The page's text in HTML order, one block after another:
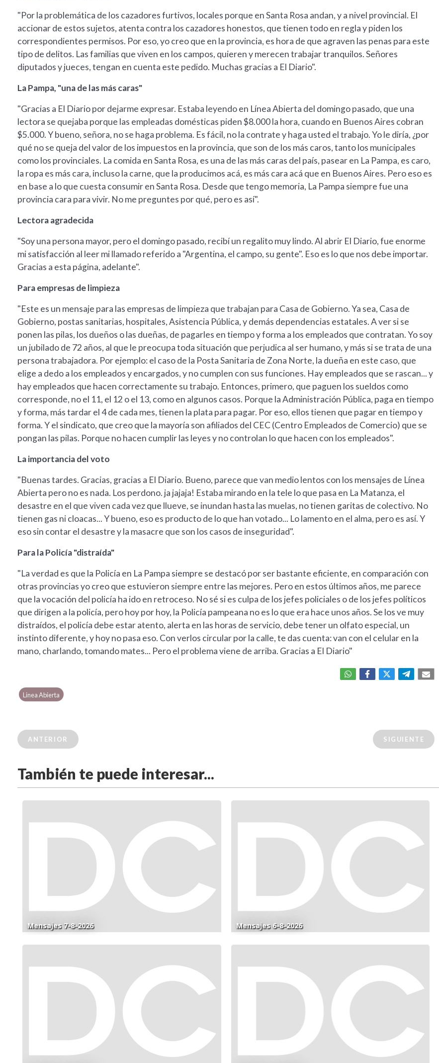
"Por la problemática de los cazadores furtivos, locales porque en Santa Rosa andan, y a nivel provincial. El
accionar de estos sujetos, atenta contra los cazadores honestos, que tienen todo en regla y piden los
correspondientes permisos. Por eso, yo creo que en la provincia, es hora de que agraven las penas para este
tipo de delitos. Las familias que viven en los campos, quieren y merecen trabajar tranquilos. Señores
diputados y jueces, tengan en cuenta este pedido. Muchas gracias a El Diario".
La Pampa, "una de las más caras"
"Gracias a El Diario por dejarme expresar. Estaba leyendo en Línea Abierta del domingo pasado, que una
lectora se quejaba porque las empleadas domésticas piden $8.000 la hora, cuando en Buenos Aires cobran
$5.000. Y bueno, señora, no se haga problema. Es fácil, no la contrate y haga usted el trabajo. Yo le diría, ¿por
qué no se queja del valor de los impuestos en la provincia, que son de los más caros, tanto los municipales
como los provinciales. La comida en Santa Rosa, es una de las más caras del país, pasear en La Pampa, es caro,
la ropa es más cara, incluso la carne, que la producimos acá, es más cara acá que en Buenos Aires. Pero eso es
en base a lo que cuesta consumir en Santa Rosa. Desde que tengo memoria, La Pampa siempre fue una
provincia cara para vivir. No me preguntes por qué, pero es así".
Lectora agradecida
"Soy una persona mayor, pero el domingo pasado, recibí un regalito muy lindo. Al abrir El Diario, fue enorme
mi satisfacción al leer mi llamado referido a "Argentina, el campo, su gente". Eso es lo que nos debe importar.
Gracias a esta página, adelante".
Para empresas de limpieza
"Este es un mensaje para las empresas de limpieza que trabajan para Casa de Gobierno. Ya sea, Casa de
Gobierno, postas sanitarias, hospitales, Asistencia Pública, y demás dependencias estatales. A ver si se
ponen las pilas, los dueños o las dueñas, de pagarles en tiempo y forma a los empleados que contratan. Yo soy
un jubilado de 72 años, al que le preocupa toda situación que perjudica al ser humano, y más si se trata de una
persona trabajadora. Por ejemplo: el caso de la Posta Sanitaria de Zona Norte, la dueña en este caso, que
elige a dedo a los empleados y encargados, y no cumplen con sus funciones. Hay empleados que se rascan... y
hay empleados que hacen correctamente su trabajo. Entonces, primero, que paguen los sueldos como
corresponde, no el 11, el 12 o el 13, como en algunos casos. Porque la Administración Pública, paga en tiempo
y forma, más tardar el 4 de cada mes, tienen la plata para pagar. Por eso, ellos tienen que pagar en tiempo y
forma. Y el sindicato, que creo que la mayoría son afiliados del CEC (Centro Empleados de Comercio) que se
pongan las pilas. Porque no hacen cumplir las leyes y no controlan lo que hacen con los empleados".
La importancia del voto
"Buenas tardes. Gracias, gracias a El Diario. Bueno, parece que van medio lentos con los mensajes de Línea
Abierta pero no es nada. Los perdono. ja jajaja! Estaba mirando en la tele lo que pasa en La Matanza, el
desastre en el que viven cada vez que llueve, se inundan hasta las muelas, no tienen garitas de colectivo. No
tienen gas ni cloacas... Y bueno, eso es producto de lo que han votado... Lo lamento en el alma, pero es así. Y
eso sin contar el desastre y la masacre que son los casos de inseguridad".
Para la Policía "distraída"
"La verdad es que la Policía en La Pampa siempre se destacó por ser bastante eficiente, en comparación con
otras provincias yo creo que estuvieron siempre entre las mejores. Pero en estos últimos años, me parece
que la vocación del policía ha ido en retroceso. No sé si es culpa de los jefes policiales o de los jefes políticos
que dirigen a la policía, pero hoy por hoy, la Policía pampeana no es lo que era hace unos años. Se los ve muy
distraídos, el policía debe estar atento, alerta en las horas de servicio, debe tener un olfato especial, un
instinto diferente, y hoy no pasa eso. Con verlos circular por la calle, te das cuenta: van con el celular en la
mano, charlando, tomando mates... Pero el problema viene de arriba. Gracias a El Diario"
Linea Abierta
ANTERIOR SIGUIENTE
También te puede interesar...
Mensajes 7-8-2026 Mensajes 6-8-2026